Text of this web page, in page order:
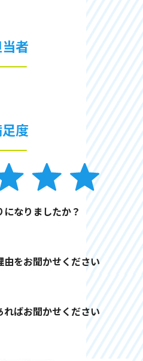
者
度
なりましたか？
をお聞かせください
ばお聞かせください